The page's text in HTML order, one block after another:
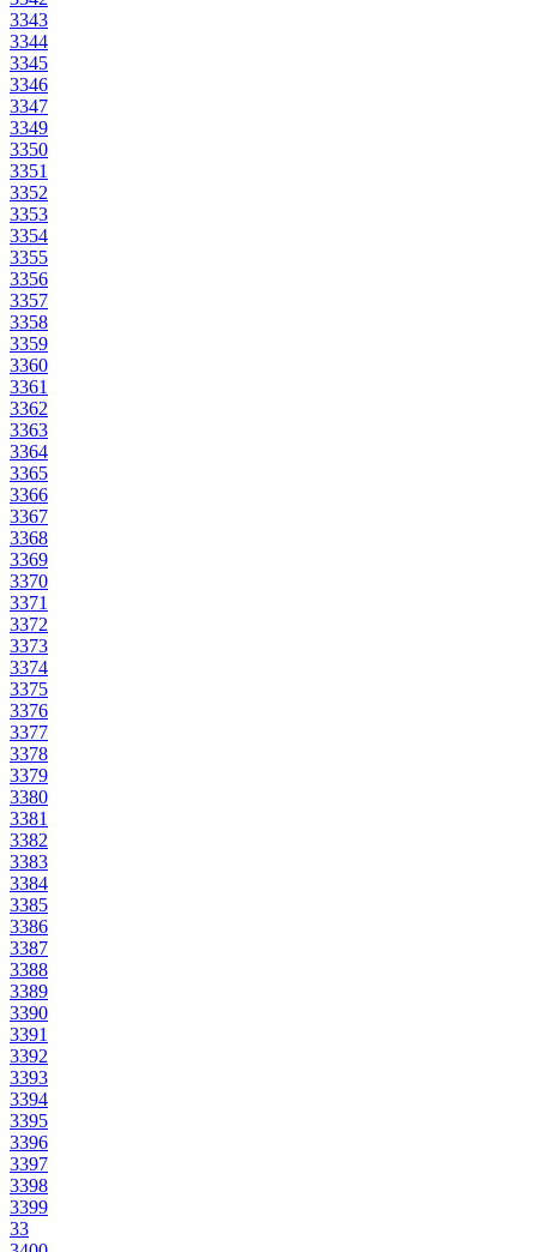
3343
3344
3345
3346
3347
3349
3350
3351
3352
3353
3354
3355
3356
3357
3358
3359
3360
3361
3362
3363
3364
3365
3366
3367
3368
3369
3370
3371
3372
3373
3374
3375
3376
3377
3378
3379
3380
3381
3382
3383
3384
3385
3386
3387
3388
3389
3390
3391
3392
3393
3394
3395
3396
3397
3398
3399
33